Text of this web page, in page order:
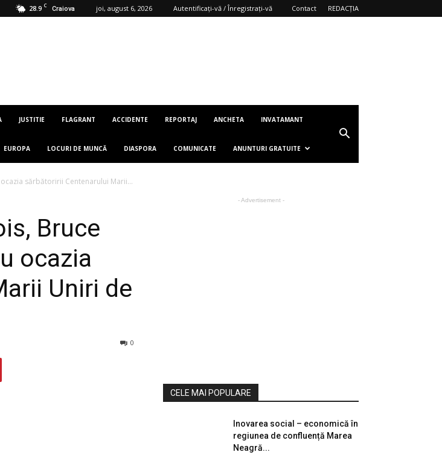
28.9 C Craiova joi, august 6, 2026 Autentificați-vă / Înregistrați-vă Contact REDACȚIA
JUSTITIE FLAGRANT ACCIDENTE REPORTAJ ANCHETA INVATAMANT
EUROPA LOCURI DE MUNCĂ DIASPORA COMUNICATE ANUNTURI GRATUITE
sărbătoririi Centenarului Marii...
Bruce
ocazia
Uniri de
0
- Advertisement -
CELE MAI POPULARE
Inovarea social – economică în
regiunea de confluență Marea
Neagră...